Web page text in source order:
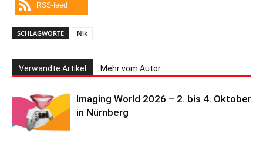
RSS-feed
SCHLAGWORTE Nik
Verwandte Artikel Mehr vom Autor
Imaging World 2026 – 2. bis 4. Oktober
in Nürnberg